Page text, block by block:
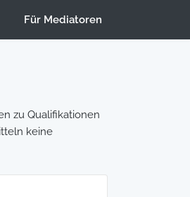
Für Mediatoren
zu Qualifikationen
keine